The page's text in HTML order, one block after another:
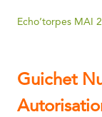
Echo’torpes MAI
Guichet